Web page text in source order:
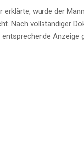
erklärte, wurde der
Nach vollständiger
Anzeige